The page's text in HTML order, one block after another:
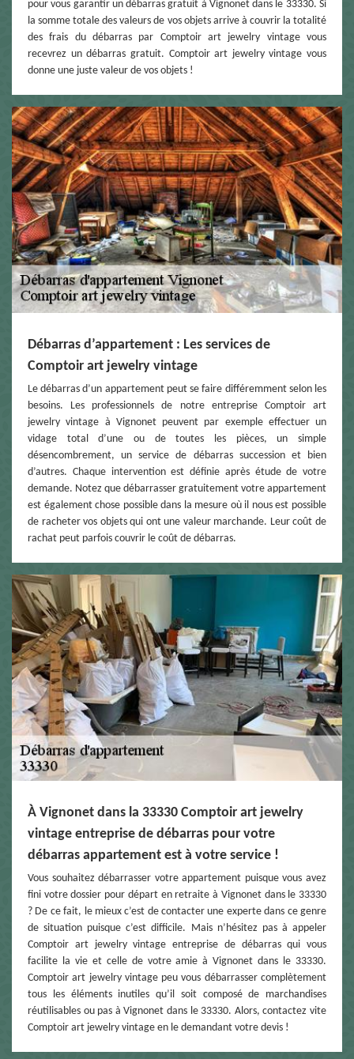
pour vous garantir un débarras gratuit à Vignonet dans le 33330. Si
la somme totale des valeurs de vos objets arrive à couvrir la totalité
des frais du débarras par Comptoir art jewelry vintage vous
recevrez un débarras gratuit. Comptoir art jewelry vintage vous
donne une juste valeur de vos objets !
Débarras d’appartement : Les services de
Comptoir art jewelry vintage
Le débarras d’un appartement peut se faire différemment selon les
besoins. Les professionnels de notre entreprise Comptoir art
jewelry vintage à Vignonet peuvent par exemple effectuer un
vidage total d’une ou de toutes les pièces, un simple
désencombrement, un service de débarras succession et bien
d’autres. Chaque intervention est définie après étude de votre
demande. Notez que débarrasser gratuitement votre appartement
est également chose possible dans la mesure où il nous est possible
de racheter vos objets qui ont une valeur marchande. Leur coût de
rachat peut parfois couvrir le coût de débarras.
À Vignonet dans la 33330 Comptoir art jewelry
vintage entreprise de débarras pour votre
débarras appartement est à votre service !
Vous souhaitez débarrasser votre appartement puisque vous avez
fini votre dossier pour départ en retraite à Vignonet dans le 33330
? De ce fait, le mieux c’est de contacter une experte dans ce genre
de situation puisque c’est difficile. Mais n’hésitez pas à appeler
Comptoir art jewelry vintage entreprise de débarras qui vous
facilite la vie et celle de votre amie à Vignonet dans le 33330.
Comptoir art jewelry vintage peu vous débarrasser complètement
tous les éléments inutiles qu’il soit composé de marchandises
réutilisables ou pas à Vignonet dans le 33330. Alors, contactez vite
Comptoir art jewelry vintage en le demandant votre devis !